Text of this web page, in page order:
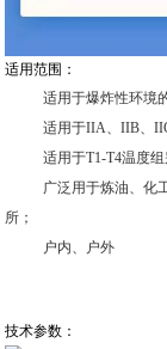
适用范围：
适用于爆炸性环境
适用于IIA、IIB、
适用于T1-T4温度组
广泛用于炼油、化
所；
户内、户外
技术参数：